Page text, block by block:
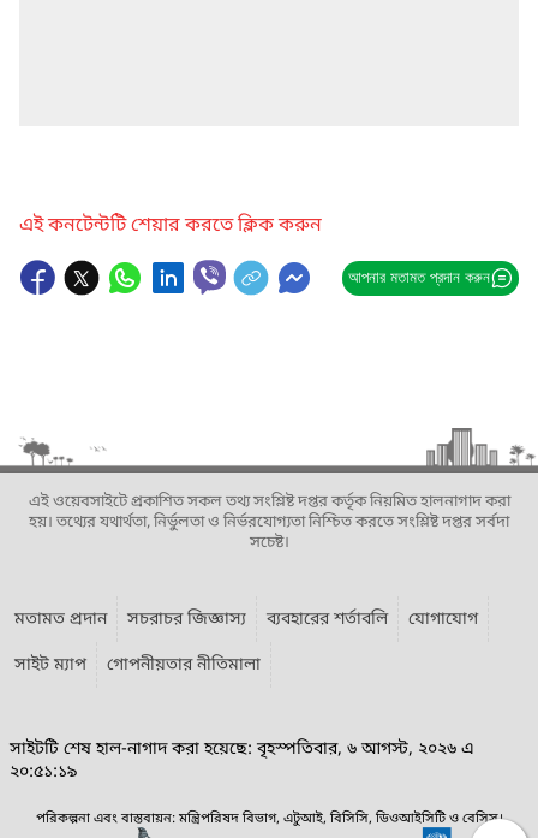
এই কনটেন্টটি শেয়ার করতে ক্লিক করুন
আপনার মতামত প্রদান করুন
এই ওয়েবসাইটে প্রকাশিত সকল তথ্য সংশ্লিষ্ট দপ্তর কর্তৃক নিয়মিত হালনাগাদ করা
হয়। তথ্যের যথার্থতা, নির্ভুলতা ও নির্ভরযোগ্যতা নিশ্চিত করতে সংশ্লিষ্ট দপ্তর সর্বদা
সচেষ্ট।
মতামত প্রদান সচরাচর জিজ্ঞাস্য ব্যবহারের শর্তাবলি
যোগাযোগ
সাইট ম্যাপ
গোপনীয়তার নীতিমালা
সাইটটি শেষ হাল-নাগাদ করা হয়েছে: বৃহস্পতিবার, ৬ আগস্ট, ২০২৬ এ
২০:৫১:১৯
পরিকল্পনা এবং বাস্তবায়ন: মন্ত্রিপরিষদ বিভাগ, এটুআই, বিসিসি, ডিওআইসিটি ও বেসিস।